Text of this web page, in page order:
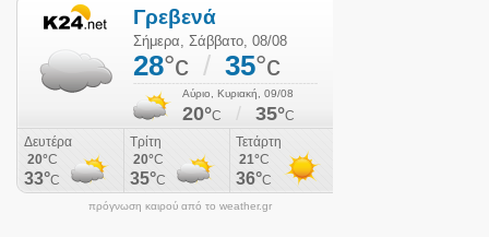
πρόγνωση καιρού από το weather.gr